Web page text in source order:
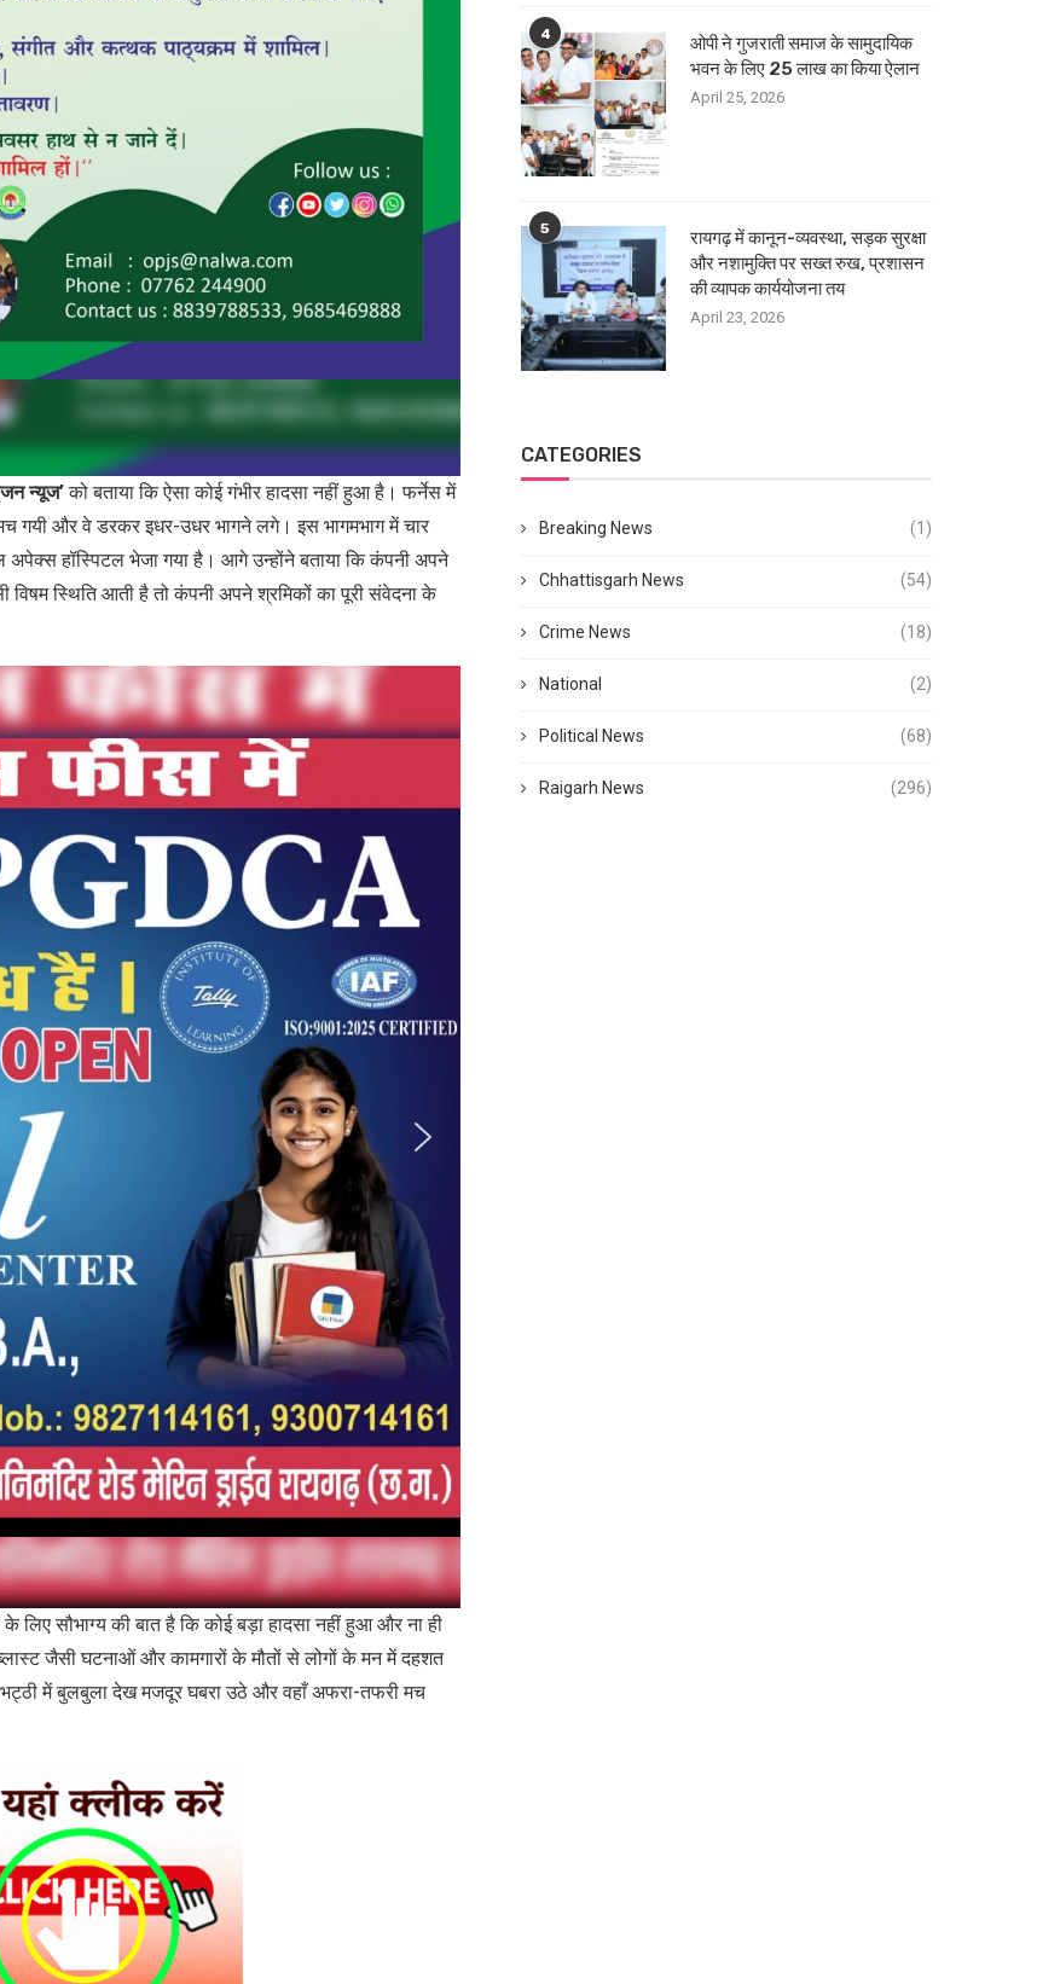
न्यूज’को बताया कि ऐसा कोई गंभीर हादसा नहीं हुआ है। फर्नेस में
गयी और वे डरकर इधर-उधर भागने लगे। इस भागमभाग में चार
हॉस्पिटल भेजा गया है। आगे उन्होंने बताया कि कंपनी अपने
विषम स्थिति आती है तो कंपनी अपने श्रमिकों का पूरी संवेदना के
की बात है कि कोई बड़ा हादसा नहीं हुआ और ना ही
जैसी घटनाओं और कामगारों के मौतों से लोगों के मन में दहशत
में बुलबुला देख मजदूर घबरा उठे और वहाँ अफरा-तफरी मच
4
ओपी ने गुजराती समाज के सामुदायिक
भवन के लिए 25 लाख का किया ऐलान
April 25, 2026
5
रायगढ़ में कानून-व्यवस्था, सड़क सुरक्षा
और नशामुक्ति पर सख्त रुख, प्रशासन
की व्यापक कार्ययोजना तय
April 23, 2026
CATEGORIES
Breaking News (1)
Chhattisgarh News (54)
Crime News (18)
National (2)
Political News (68)
Raigarh News (296)